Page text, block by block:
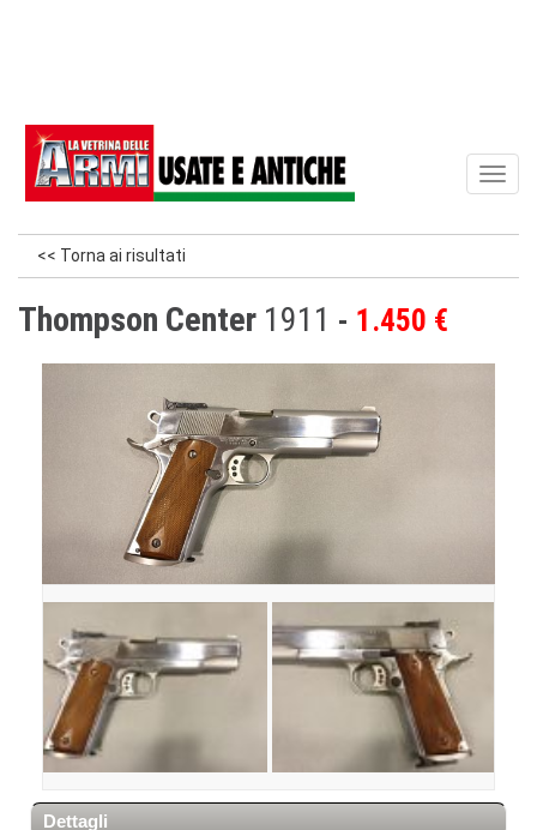
<< Torna ai risultati
Thompson Center 1911 1.450 €
Dettagli